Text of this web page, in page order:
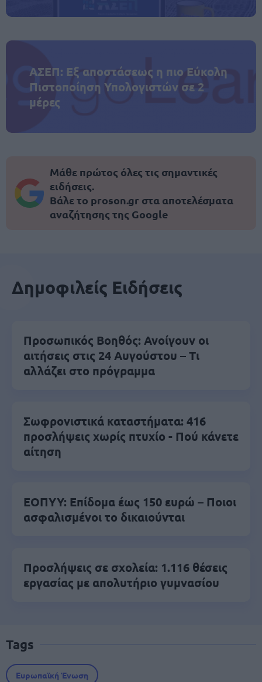
ΑΣΕΠ: Εξ αποστάσεως η πιο Εύκολη
Πιστοποίηση Υπολογιστών σε 2
μέρες
Μάθε πρώτος όλες τις σημαντικές
ειδήσεις.
Βάλε το proson.gr στα αποτελέσματα
αναζήτησης της Google
Δημοφιλείς Ειδήσεις
Προσωπικός Βοηθός: Ανοίγουν οι
αιτήσεις στις 24 Αυγούστου – Τι
αλλάζει στο πρόγραμμα
Σωφρονιστικά καταστήματα: 416
προσλήψεις χωρίς πτυχίο - Πού κάνετε
αίτηση
ΕΟΠΥΥ: Επίδομα έως 150 ευρώ – Ποιοι
ασφαλισμένοι το δικαιούνται
Προσλήψεις σε σχολεία: 1.116 θέσεις
εργασίας με απολυτήριο γυμνασίου
Tags
Ευρωπαϊκή Ένωση